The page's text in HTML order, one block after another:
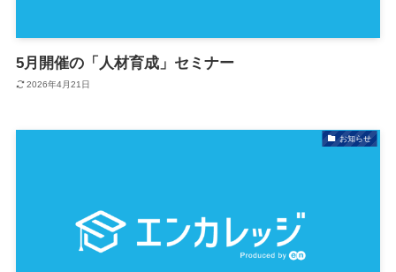
5月開催の「人材育成」セミナー
2026年4月21日
お知らせ